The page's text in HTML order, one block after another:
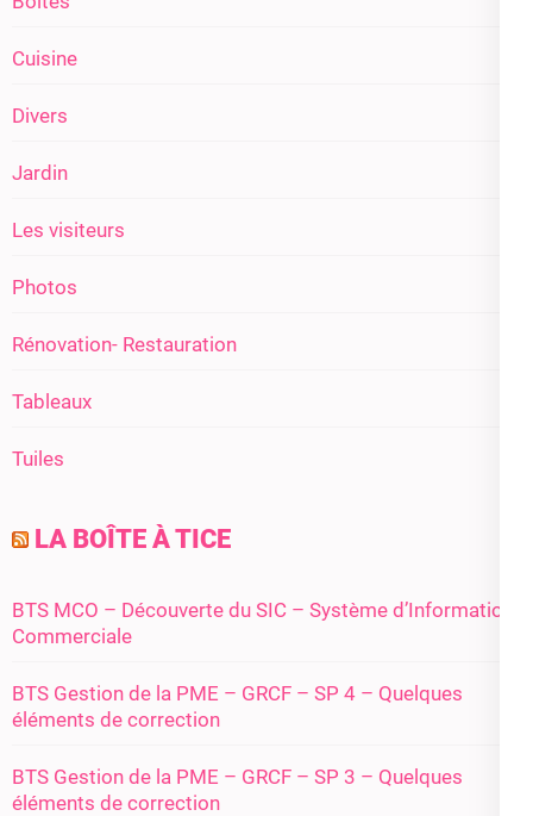
Cuisine
Divers
Jardin
Les visiteurs
Photos
Rénovation- Restauration
Tableaux
Tuiles
LA BOÎTE À TICE
BTS MCO – Découverte du SIC – Système d’Information
Commerciale
BTS Gestion de la PME – GRCF – SP 4 – Quelques
éléments de correction
BTS Gestion de la PME – GRCF – SP 3 – Quelques
éléments de correction